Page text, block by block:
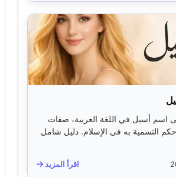
أسيل في اللغة العربية، صفات
التسمية به في الإسلام. دليل شامل
اقرأ المزيد